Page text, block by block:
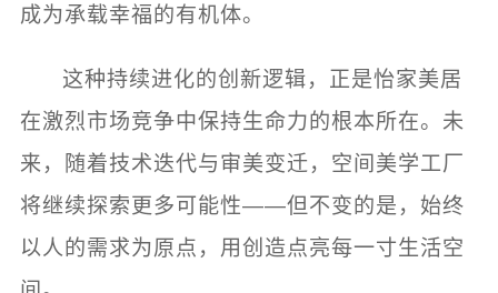
成为承载幸福的有机体。
这种持续进化的创新逻辑，正是怡家美居
在激烈市场竞争中保持生命力的根本所在。未
来，随着技术迭代与审美变迁，空间美学工厂
将继续探索更多可能性——但不变的是，始终
以人的需求为原点，用创造点亮每一寸生活空